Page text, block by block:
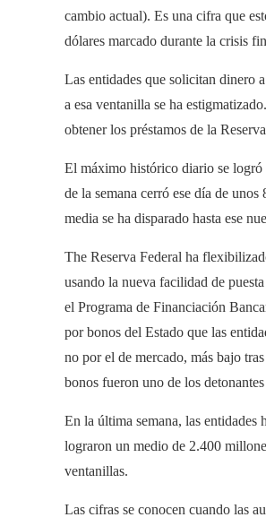
cambio actual). Es una cifra que
dólares marcado durante la crisis
Las entidades que solicitan dinero
a esa ventanilla se ha
obtener los préstamos de la
El máximo histórico diario se logró
de la semana cerró ese día de
media se ha disparado hasta ese
The Reserva Federal ha
usando la nueva facilidad de
el Programa de Financiación
por bonos del Estado que las
no por el de mercado, más bajo
bonos fueron uno de los
En la última semana, las entidades
lograron un medio de 2.400
ventanillas.
Las cifras se conocen cuando las